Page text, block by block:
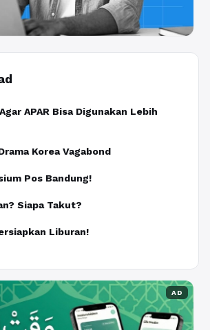
APAR Bisa Digunakan Lebih
Korea Vagabond
Pos Bandung!
Siapa Takut?
Liburan!
AD